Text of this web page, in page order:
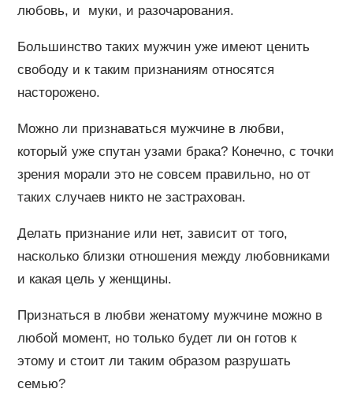
любовь, и муки, и разочарования.
Большинство таких мужчин уже имеют ценить
свободу и к таким признаниям относятся
насторожено.
Можно ли признаваться мужчине в любви,
который уже спутан узами брака? Конечно, с точки
зрения морали это не совсем правильно, но от
таких случаев никто не застрахован.
Делать признание или нет, зависит от того,
насколько близки отношения между любовниками
и какая цель у женщины.
Признаться в любви женатому мужчине можно в
любой момент, но только будет ли он готов к
этому и стоит ли таким образом разрушать
семью?